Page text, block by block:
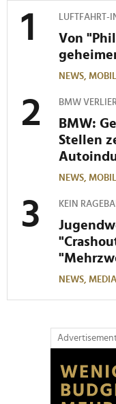
LUFTFAHRT-
Von
NEWS,
BMW
BMW:
Stellen
NEWS,
KEIN
NEWS,